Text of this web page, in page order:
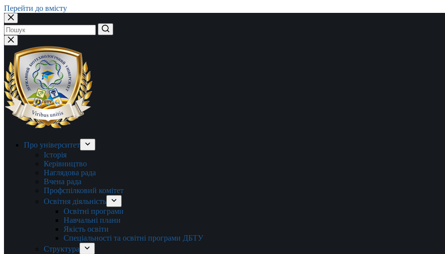
Перейти до вмісту
Немає
результатів
Про університет
Історія
Керівництво
Наглядова рада
Вчена рада
Профспілковий комітет
Освітня діяльність
Освітні програми
Навчальні плани
Якість освіти
Спеціальності та освітні програми ДБТУ
Структура